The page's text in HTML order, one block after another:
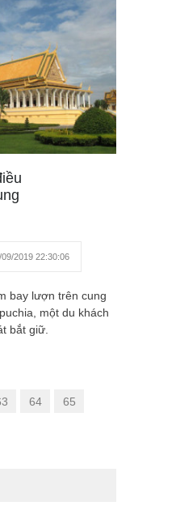
09/2019 22:30:06
bay lượn trên cung
một du khách
bắt giữ.
64
65